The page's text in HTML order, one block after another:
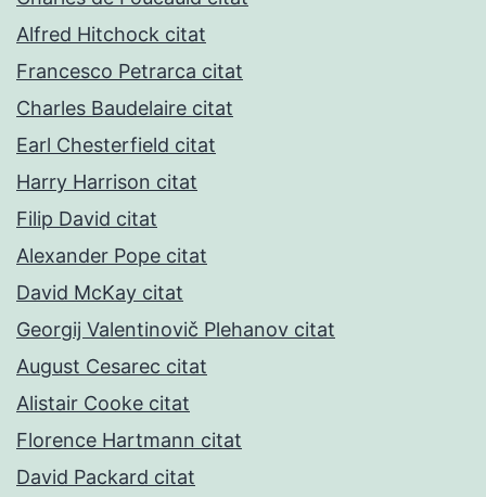
Alfred Hitchock citat
Francesco Petrarca citat
Charles Baudelaire citat
Earl Chesterfield citat
Harry Harrison citat
Filip David citat
Alexander Pope citat
David McKay citat
Georgij Valentinovič Plehanov citat
August Cesarec citat
Alistair Cooke citat
Florence Hartmann citat
David Packard citat